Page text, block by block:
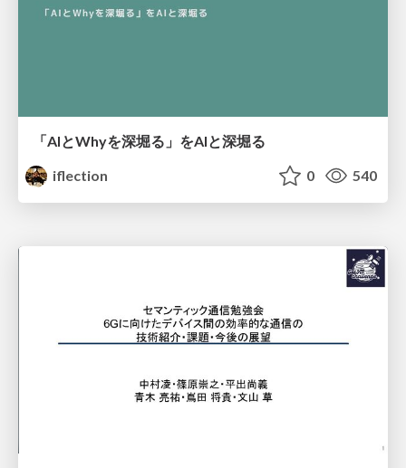
「AIとWhyを深堀る」をAIと深堀る
iflection
0 540